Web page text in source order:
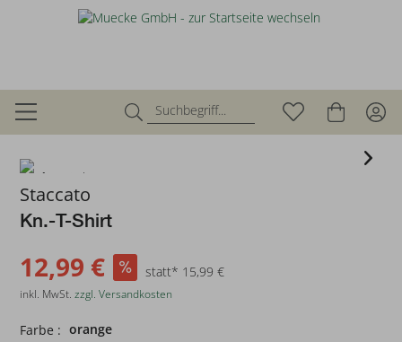
zurück
Staccato
Kn.-T-Shirt
12,99 € statt* 15,99 €
inkl. MwSt.zzgl. Versandkosten
Farbe : orange